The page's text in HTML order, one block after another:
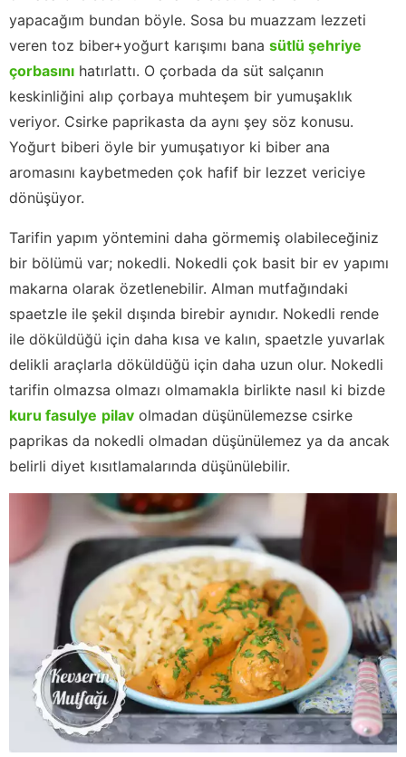
yapacağım bundan böyle. Sosa bu muazzam lezzeti
veren toz biber+yoğurt karışımı bana sütlü şehriye
çorbasını hatırlattı. O çorbada da süt salçanın
keskinliğini alıp çorbaya muhteşem bir yumuşaklık
veriyor. Csirke paprikasta da aynı şey söz konusu.
Yoğurt biberi öyle bir yumuşatıyor ki biber ana
aromasını kaybetmeden çok hafif bir lezzet vericiye
dönüşüyor.
Tarifin yapım yöntemini daha görmemiş olabileceğiniz
bir bölümü var; nokedli. Nokedli çok basit bir ev yapımı
makarna olarak özetlenebilir. Alman mutfağındaki
spaetzle ile şekil dışında birebir aynıdır. Nokedli rende
ile döküldüğü için daha kısa ve kalın, spaetzle yuvarlak
delikli araçlarla döküldüğü için daha uzun olur. Nokedli
tarifin olmazsa olmazı olmamakla birlikte nasıl ki bizde
kuru fasulye pilav olmadan düşünülemezse csirke
paprikas da nokedli olmadan düşünülemez ya da ancak
belirli diyet kısıtlamalarında düşünülebilir.